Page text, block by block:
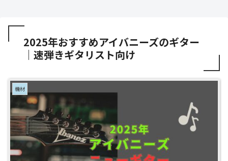
2025年おすすめアイバニーズのギター
｜速弾きギタリスト向け
機材